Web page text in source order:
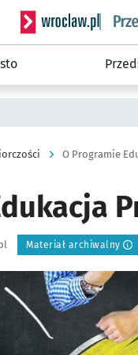
Serwis
O Programie
Materiał archiwalny